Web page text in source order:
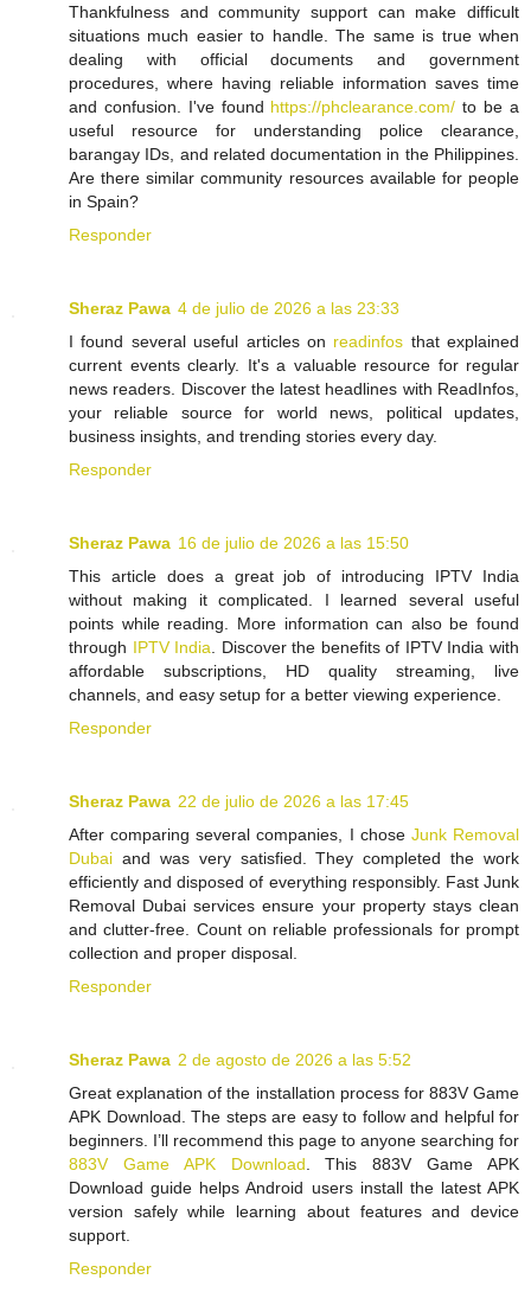
Thankfulness and community support can make difficult
situations much easier to handle. The same is true when
dealing with official documents and government
procedures, where having reliable information saves time
and confusion. I've found https://phclearance.com/ to be a
useful resource for understanding police clearance,
barangay IDs, and related documentation in the Philippines.
Are there similar community resources available for people
in Spain?
Responder
Sheraz Pawa 4 de julio de 2026 a las 23:33
I found several useful articles on readinfos that explained
current events clearly. It's a valuable resource for regular
news readers. Discover the latest headlines with ReadInfos,
your reliable source for world news, political updates,
business insights, and trending stories every day.
Responder
Sheraz Pawa 16 de julio de 2026 a las 15:50
This article does a great job of introducing IPTV India
without making it complicated. I learned several useful
points while reading. More information can also be found
through IPTV India . Discover the benefits of IPTV India with
affordable subscriptions, HD quality streaming, live
channels, and easy setup for a better viewing experience.
Responder
Sheraz Pawa 22 de julio de 2026 a las 17:45
After comparing several companies, I chose Junk Removal
Dubai and was very satisfied. They completed the work
efficiently and disposed of everything responsibly. Fast Junk
Removal Dubai services ensure your property stays clean
and clutter-free. Count on reliable professionals for prompt
collection and proper disposal.
Responder
Sheraz Pawa 2 de agosto de 2026 a las 5:52
Great explanation of the installation process for 883V Game
APK Download. The steps are easy to follow and helpful for
beginners. I’ll recommend this page to anyone searching for
883V Game APK Download . This 883V Game APK
Download guide helps Android users install the latest APK
version safely while learning about features and device
support.
Responder